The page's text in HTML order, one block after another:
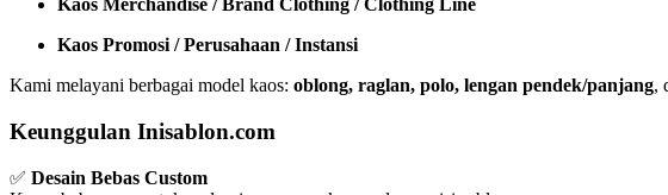
Kaos Merchandise / Brand Clothing / Clothing Line
Kaos Promosi / Perusahaan / Instansi
Kami melayani berbagai model kaos: oblong, raglan, polo, lengan pendek/panjang,
Keunggulan Inisablon.com
✅ Desain Bebas Custom